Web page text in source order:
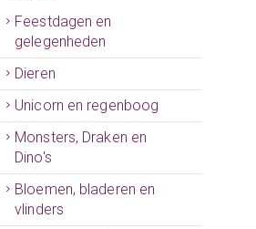
Feestdagen en
gelegenheden
Dieren
Unicorn en regenboog
Monsters, Draken en
Dino's
Bloemen, bladeren en
vlinders